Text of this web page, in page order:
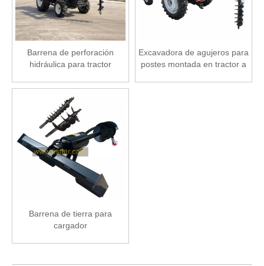
Barrena de perforación
hidráulica para tractor
Excavadora de agujeros para
postes montada en tractor a
Barrena de tierra para
cargador